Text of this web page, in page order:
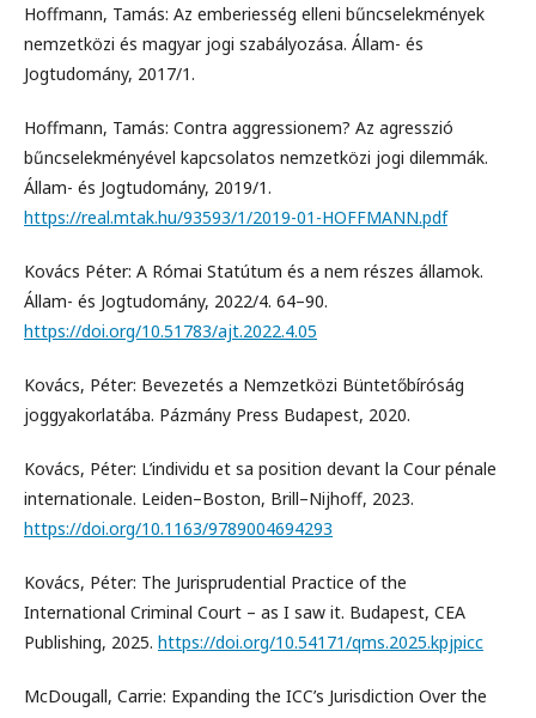
Hoffmann, Tamás: Az emberiesség elleni bűncselekmények
nemzetközi és magyar jogi szabályozása. Állam- és
Jogtudomány, 2017/1.
Hoffmann, Tamás: Contra aggressionem? Az agresszió
bűncselekményével kapcsolatos nemzetközi jogi dilemmák.
Állam- és Jogtudomány, 2019/1.
https://real.mtak.hu/93593/1/2019-01-HOFFMANN.pdf
Kovács Péter: A Római Statútum és a nem részes államok.
Állam- és Jogtudomány, 2022/4. 64–90.
https://doi.org/10.51783/ajt.2022.4.05
Kovács, Péter: Bevezetés a Nemzetközi Büntetőbíróság
joggyakorlatába. Pázmány Press Budapest, 2020.
Kovács, Péter: L’individu et sa position devant la Cour pénale
internationale. Leiden–Boston, Brill–Nijhoff, 2023.
https://doi.org/10.1163/9789004694293
Kovács, Péter: The Jurisprudential Practice of the
International Criminal Court – as I saw it. Budapest, CEA
Publishing, 2025. https://doi.org/10.54171/qms.2025.kpjpicc
McDougall, Carrie: Expanding the ICC’s Jurisdiction Over the